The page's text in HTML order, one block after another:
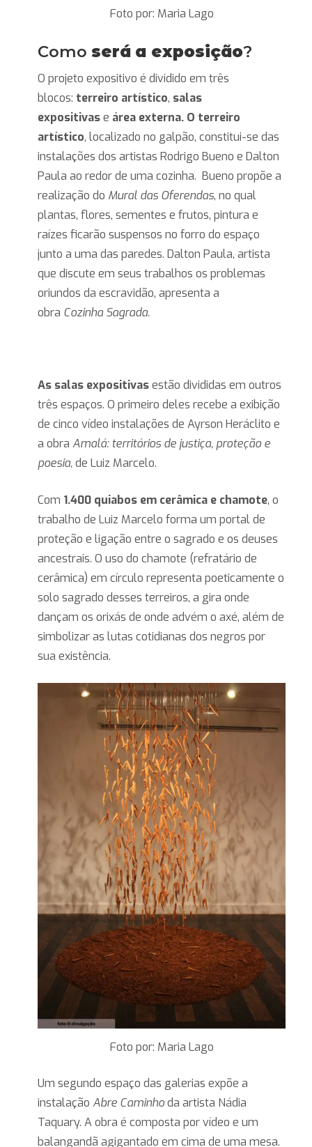
Foto por: Maria Lago
Como será a exposição?
O projeto expositivo é dividido em três
blocos: terreiro artístico, salas
expositivase área externa. O terreiro
artístico, localizado no galpão, constitui-se das
instalações dos artistas Rodrigo Bueno e Dalton
Paula ao redor de uma cozinha. Bueno propõe a
realização do Mural das Oferendas, no qual
plantas, flores, sementes e frutos, pintura e
raízes ficarão suspensos no forro do espaço
junto a uma das paredes. Dalton Paula, artista
que discute em seus trabalhos os problemas
oriundos da escravidão, apresenta a
obra Cozinha Sagrada.
As salas expositivasestão divididas em outros
três espaços. O primeiro deles recebe a exibição
de cinco vídeo instalações de Ayrson Heráclito e
a obra Amalá: territórios de justiça, proteção e
poesia,de Luiz Marcelo.
Com 1.400 quiabos em cerâmica e chamote, o
trabalho de Luiz Marcelo forma um portal de
proteção e ligação entre o sagrado e os deuses
ancestrais. O uso do chamote (refratário de
cerâmica) em círculo representa poeticamente o
solo sagrado desses terreiros, a gira onde
dançam os orixás de onde advém o axé, além de
simbolizar as lutas cotidianas dos negros por
sua existência.
Foto por: Maria Lago
Um segundo espaço das galerias expõe a
instalação Abre Caminhoda artista Nádia
Taquary. A obra é composta por vídeo e um
balangandã agigantado em cima de uma mesa.